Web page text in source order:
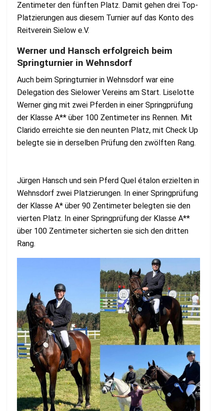
Zentimeter den fünften Platz. Damit gehen drei Top-
Platzierungen aus diesem Turnier auf das Konto des
Reitverein Sielow e.V.
Werner und Hansch erfolgreich beim
Springturnier in Wehnsdorf
Auch beim Springturnier in Wehnsdorf war eine
Delegation des Sielower Vereins am Start. Liselotte
Werner ging mit zwei Pferden in einer Springprüfung
der Klasse A** über 100 Zentimeter ins Rennen. Mit
Clarido erreichte sie den neunten Platz, mit Check Up
belegte sie in derselben Prüfung den zwölften Rang.
Jürgen Hansch und sein Pferd Quel étalon erzielten in
Wehnsdorf zwei Platzierungen. In einer Springprüfung
der Klasse A* über 90 Zentimeter belegten sie den
vierten Platz. In einer Springprüfung der Klasse A**
über 100 Zentimeter sicherten sie sich den dritten
Rang.